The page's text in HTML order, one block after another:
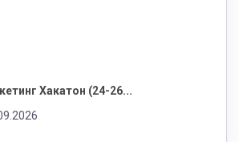
Хакатон (24-26...